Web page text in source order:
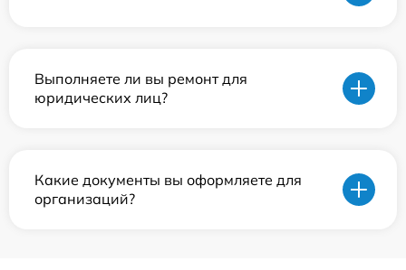
Выполняете ли вы ремонт для
юридических лиц?
Какие документы вы оформляете для
организаций?